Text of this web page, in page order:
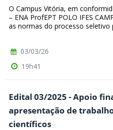
O Campus Vitória, em
– ENA ProfEPT POLO IFES
as normas do processo seletivo
03/03/26
19h41
Edital 03/2025 - Apoio
apresentação de
científicos